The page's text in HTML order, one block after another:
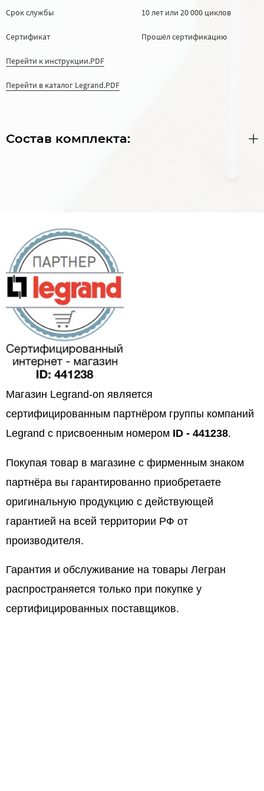
Срок службы 10 лет или 20 000 циклов
Сертификат Прошёл сертификацию
Перейти к инструкции.PDF
Перейти в каталог Legrand.PDF
Состав комплекта:
Магазин Legrand-on является
сертифицированным партнёром группы компаний
Legrand с присвоенным номером ID - 441238.
Покупая товар в магазине с фирменным знаком
партнёра вы гарантированно приобретаете
оригинальную продукцию с действующей
гарантией на всей территории РФ от
производителя.
Гарантия и обслуживание на товары Легран
распространяется только при покупке у
сертифицированных поставщиков.